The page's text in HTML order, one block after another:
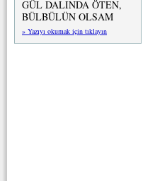
GÜL DALINDA ÖTEN,
BÜLBÜLÜN OLSAM
» Yazıyı okumak için tıklayın